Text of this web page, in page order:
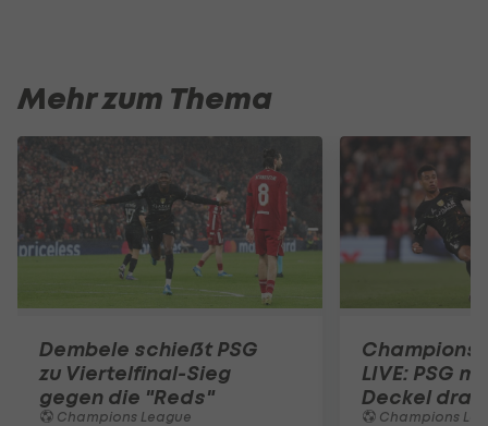
Mehr zum Thema
Dembele schießt PSG
zu Viertelfinal-Sieg
gegen die "Reds"
Champions League
Champions
LIVE: PSG
Deckel
Champions